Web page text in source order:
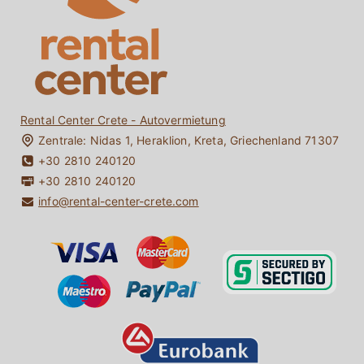
Autofahren auf Kreta
Kreta Aktivitäten: Was Kann Man auf Kreta Machen?
Direkt Kontakt
Kreta Reiseführer
Meine Buchung
Rental Center Crete - Autovermietung
Zentrale: Nidas 1, Heraklion, Kreta, Griechenland 71307
+30 2810 240120
+30 2810 240120
info@rental-center-crete.com